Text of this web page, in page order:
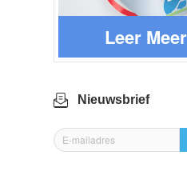
Leer Meer
Nieuwsbrief